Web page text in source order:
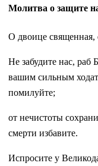
Молитва о защите
О двоице священная,
Не забудите нас,
вашим сильным
помилуйте;
от нечистоты
смерти избавите.
Испросите у